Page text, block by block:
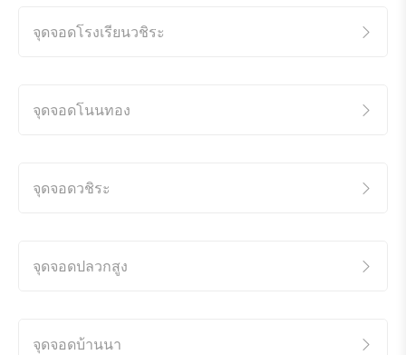
จุดจอดโรงเรียนวชิระ
จุดจอดโนนทอง
จุดจอดวชิระ
จุดจอดปลวกสูง
จุดจอดบ้านนา